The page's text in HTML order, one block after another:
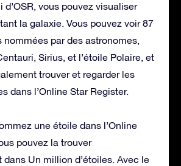
vous pouvez visualiser
la galaxie. Vous pouvez voir 87
nommées par des astronomes,
Sirius, et l’étoile Polaire, et
trouver et regarder les
dans l’Online Star Register.
une étoile dans l’Online
pouvez la trouver
Un million d’étoiles. Avec le